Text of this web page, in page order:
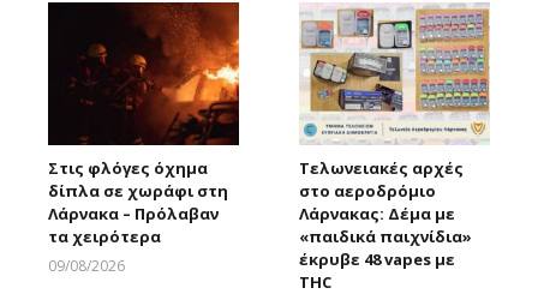
Στις φλόγες όχημα
δίπλα σε χωράφι στη
Λάρνακα – Πρόλαβαν
τα χειρότερα
09/08/2026
Τελωνειακές αρχές
στο αεροδρόμιο
Λάρνακας: Δέμα με
«παιδικά παιχνίδια»
έκρυβε 48 vapes με
THC